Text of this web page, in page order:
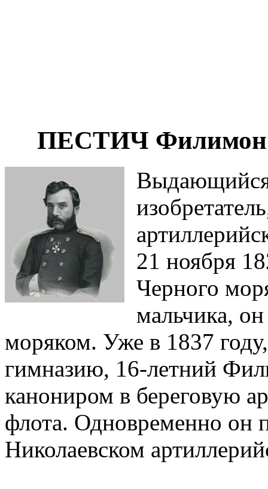
ПЕСТИЧ Филимон
21 ноября
Черного
мальчика, он
моряком. Уже в 1837
гимназию, 16-летний
канониром в береговую
флота. Одновременно он
Николаевском